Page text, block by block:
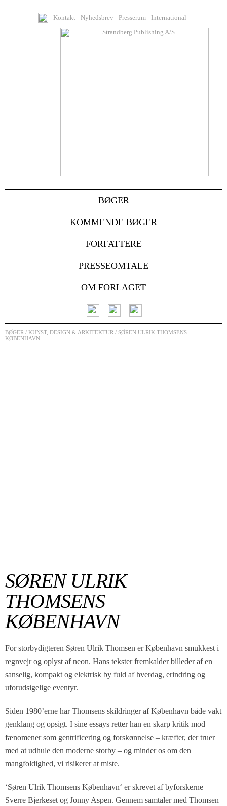
Kontakt Nyhedsbrev Presserum International
BØGER
KOMMENDE BØGER
FORFATTERE
PRESSEOMTALE
OM FORLAGET
BØGER / KUNST, DESIGN & ARKITEKTUR / SØREN ULRIK THOMSENS
KØBENHAVN
SØREN ULRIK
THOMSENS
KØBENHAVN
For storbydigteren Søren Ulrik Thomsen er København smukkest i
regnvejr og oplyst af neon. Hans tekster fremkalder billeder af en
sanselig, kompakt og elektrisk by fuld af hverdag, erindring og
uforudsigelige eventyr.
Siden 1980’erne har Thomsens skildringer af København både vakt
genklang og opsigt. I sine essays retter han en skarp kritik mod
fænomener som gentrificering og forskønnelse – kræfter, der truer
med at udhule den moderne storby – og minder os om den
mangfoldighed, vi risikerer at miste.
‘Søren Ulrik Thomsens København‘ er skrevet af byforskerne
Sverre Bjerkeset og Jonny Aspen. Gennem samtaler med Thomsen